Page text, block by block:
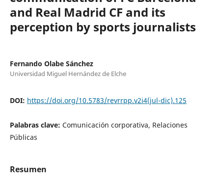
and Real Madrid CF and its
perception by sports journalists
Fernando Olabe Sánchez
Universidad Miguel Hernández de Elche
DOI: https://doi.org/10.5783/revrrpp.v2i4(jul-dic).125
Palabras clave: Comunicación corporativa, Relaciones
Públicas
Resumen